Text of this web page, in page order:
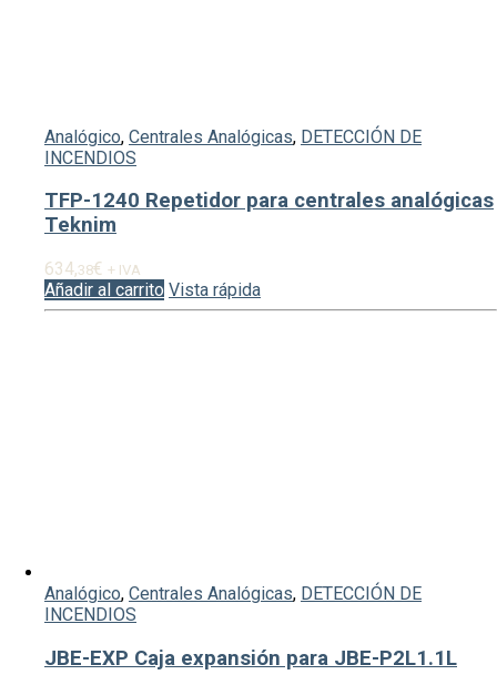
Analógico, Centrales Analógicas, DETECCIÓN DE
INCENDIOS
TFP-1240 Repetidor para centrales analógicas
Teknim
634,38€ + IVA
Añadir al carrito Vista rápida
Analógico, Centrales Analógicas, DETECCIÓN DE
INCENDIOS
JBE-EXP Caja expansión para JBE-P2L1.1L